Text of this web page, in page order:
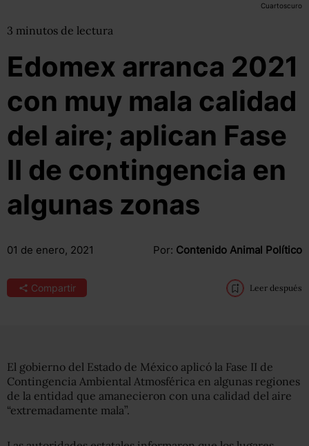
Cuartoscuro
3 minutos de lectura
Edomex arranca 2021
con muy mala calidad
del aire; aplican Fase
II de contingencia en
algunas zonas
01 de enero, 2021 Por: Contenido Animal Político
Compartir Leer después
El gobierno del Estado de México aplicó la Fase II de
Contingencia Ambiental Atmosférica en algunas regiones
de la entidad que amanecieron con una calidad del aire
“extremadamente mala”.